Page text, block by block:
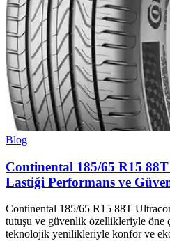
Blog
Continental 185/65 R15
Lastiği Performans ve
Continental 185/65 R15 88T
tutuşu ve güvenlik özellikleriyle öne
teknolojik yenilikleriyle konfor ve